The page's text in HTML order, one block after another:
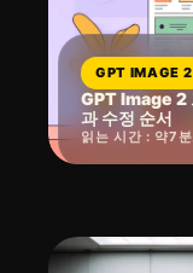
GPT IMAGE 2
GPT Image 2
과 수정 순서
읽는 시간 : 약7 분